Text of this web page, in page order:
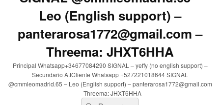
Leo (English support) –
panterarosa1772@gmail.com –
Threema: JHXT6HHA
Principal Whatsapp+34677084290 SIGNAL – yeffy (no english support) –
Secundario AttCliente Whatsapp +527221018644 SIGNAL
@cmmleomadrid.65 – Leo (English support) – panterarosa1772@gmail.com
– Threema: JHXT6HHA